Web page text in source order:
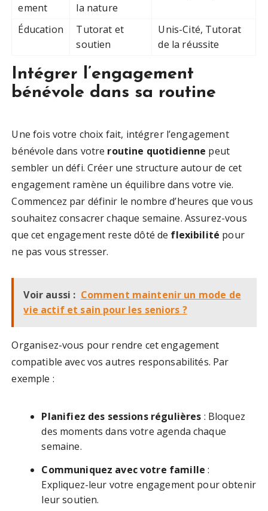
ement
la nature
Éducation
Tutorat et
soutien
Unis-Cité, Tutorat
de la réussite
Intégrer l’engagement
bénévole dans sa routine
Une fois votre choix fait, intégrer l’engagement
bénévole dans votre routine quotidienne peut
sembler un défi. Créer une structure autour de cet
engagement ramène un équilibre dans votre vie.
Commencez par définir le nombre d’heures que vous
souhaitez consacrer chaque semaine. Assurez-vous
que cet engagement reste dôté de flexibilité pour
ne pas vous stresser.
Voir aussi : Comment maintenir un mode de
vie actif et sain pour les seniors ?
Organisez-vous pour rendre cet engagement
compatible avec vos autres responsabilités. Par
exemple :
Planifiez des sessions régulières : Bloquez
des moments dans votre agenda chaque
semaine.
Communiquez avec votre famille :
Expliquez-leur votre engagement pour obtenir
leur soutien.